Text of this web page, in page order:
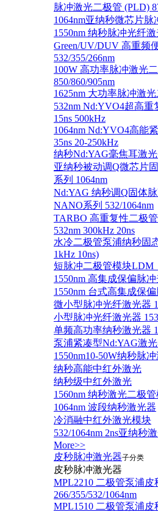
脉冲激光二极管 (PLD)
1064nm亚纳秒微芯片
1550nm 纳秒脉冲光纤
Green/UV/DUV 高重频
532/355/266nm
100W 高功率脉冲激光
850/860/905nm
1625nm 大功率脉冲激
532nm Nd:YVO4超高重
15ns 500kHz
1064nm Nd:YVO4高能
35ns 20-250kHz
纳秒Nd:YAG毫焦耳激光
亚纳秒被动调Q微芯片
系列 1064nm
Nd:YAG 纳秒调Q固体
NANO系列 532/1064nm
TARBO 高重复性二极
532nm 300kHz 20ns
水冷二极管泵浦纳秒固
1kHz 10ns)
短脉冲二极管模块LDM
1550nm 高集成保偏脉
1550nm 台式高集成保偏
微小型脉冲光纤激光器
小型脉冲光纤激光器
单频高功率纳秒激光器
泵浦紧凑型Nd:YAG激
1550nm10-50W纳秒脉
纳秒高能中红外激光
纳秒级中红外激光
1560nm 纳秒激光二极
1064nm 波段纳秒激光器
冷消融中红外激光模块
532/1064nm 2ns亚纳秒
More>>
皮秒脉冲激光器子分类
皮秒脉冲激光器
​MPL2210 二极管泵浦
266/355/532/1064nm
MPL1510 二极管泵浦